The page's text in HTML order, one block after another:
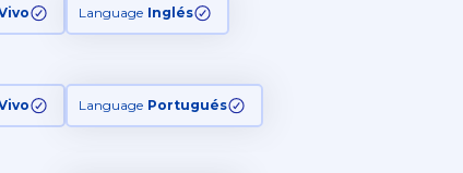
Language Inglés
Language Portugués